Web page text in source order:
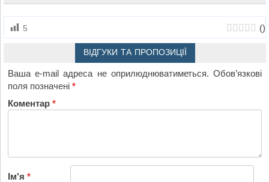
5 ()
ВІДГУКИ ТА ПРОПОЗИЦІЇ
Ваша e-mail адреса не оприлюднюватиметься. Обов’язкові
поля позначені*
Коментар*
Ім'я*